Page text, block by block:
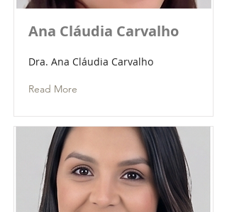
Ana Cláudia Carvalho
Dra. Ana Cláudia Carvalho
Read More